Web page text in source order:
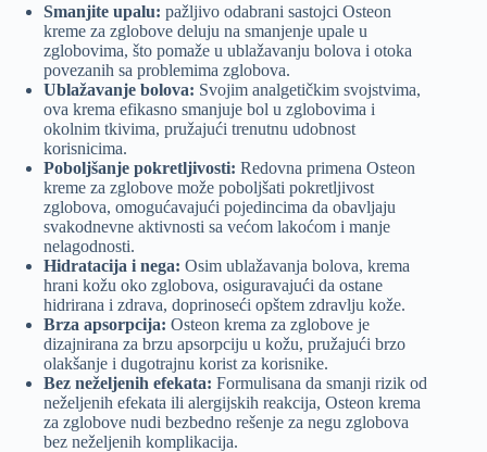
Smanjite upalu: pažljivo odabrani sastojci Osteon
kreme za zglobove deluju na smanjenje upale u
zglobovima, što pomaže u ublažavanju bolova i otoka
povezanih sa problemima zglobova.
Ublažavanje bolova: Svojim analgetičkim svojstvima,
ova krema efikasno smanjuje bol u zglobovima i
okolnim tkivima, pružajući trenutnu udobnost
korisnicima.
Poboljšanje pokretljivosti: Redovna primena Osteon
kreme za zglobove može poboljšati pokretljivost
zglobova, omogućavajući pojedincima da obavljaju
svakodnevne aktivnosti sa većom lakoćom i manje
nelagodnosti.
Hidratacija i nega: Osim ublažavanja bolova, krema
hrani kožu oko zglobova, osiguravajući da ostane
hidrirana i zdrava, doprinoseći opštem zdravlju kože.
Brza apsorpcija: Osteon krema za zglobove je
dizajnirana za brzu apsorpciju u kožu, pružajući brzo
olakšanje i dugotrajnu korist za korisnike.
Bez neželjenih efekata: Formulisana da smanji rizik od
neželjenih efekata ili alergijskih reakcija, Osteon krema
za zglobove nudi bezbedno rešenje za negu zglobova
bez neželjenih komplikacija.